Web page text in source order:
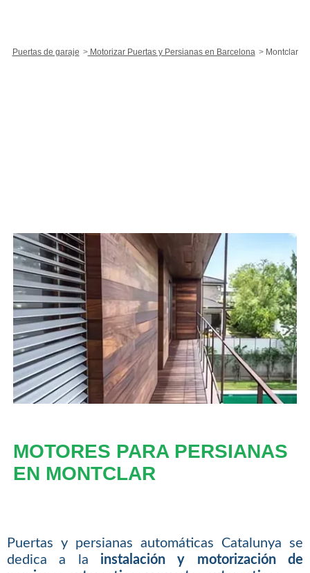
Puertas de garaje Motorizar Puertas y Persianas en Barcelona Montclar
MOTORES PARA PERSIANAS
EN MONTCLAR
Puertas y persianas automáticas Catalunya se
dedica a la instalación y motorización de